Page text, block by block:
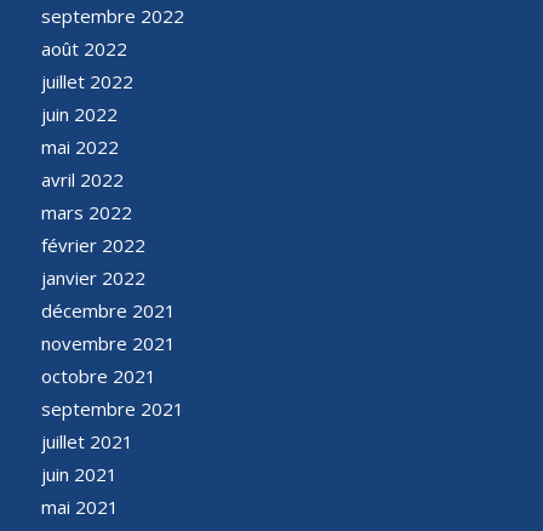
septembre 2022
août 2022
juillet 2022
juin 2022
mai 2022
avril 2022
mars 2022
février 2022
janvier 2022
décembre 2021
novembre 2021
octobre 2021
septembre 2021
juillet 2021
juin 2021
mai 2021